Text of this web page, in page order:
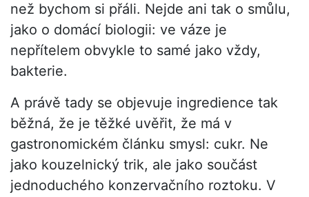
než bychom si přáli. Nejde ani tak o smůlu,
jako o domácí biologii: ve váze je
nepřítelem obvykle to samé jako vždy,
bakterie.
A právě tady se objevuje ingredience tak
běžná, že je těžké uvěřit, že má v
gastronomickém článku smysl: cukr. Ne
jako kouzelnický trik, ale jako součást
jednoduchého konzervačního roztoku. V